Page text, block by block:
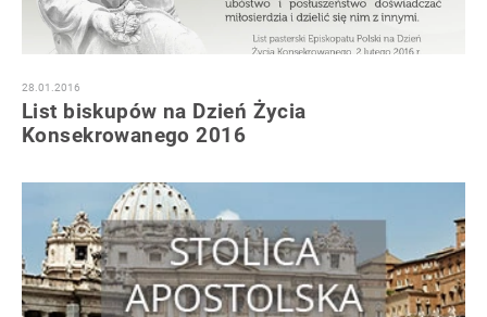
28.01.2016
List biskupów na Dzień Życia
Konsekrowanego 2016